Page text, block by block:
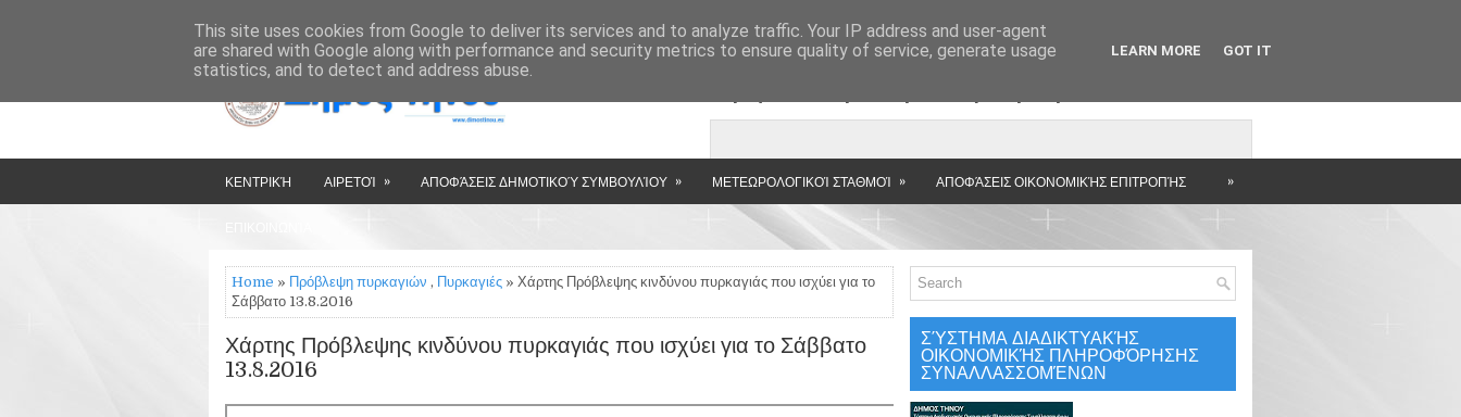
HOME ΔΉΜΟΣ ΤΉΝΟΥ » » »
ΚΕΝΤΡΙΚΉ ΑΙΡΕΤΟΊ » ΑΠΟΦΆΣΕΙΣ ΔΗΜΟΤΙΚΟΎ ΣΥΜΒΟΥΛΊΟΥ » ΜΕΤΕΩΡΟΛΟΓΙΚΟΊ ΣΤΑΘΜΟΊ » ΑΠΟΦΆΣΕΙΣ ΟΙΚΟΝΟΜΙΚΉΣ ΕΠΙΤΡΟΠΉΣ »
Home » Πρόβλεψη πυρκαγιών , Πυρκαγιές » Χάρτης Πρόβλεψης κινδύνου πυρκαγιάς που ισχύει για το
Σάββατο 13.8.2016
Χάρτης Πρόβλεψης κινδύνου πυρκαγιάς που ισχύει για το Σάββατο
13.8.2016
ΣΎΣΤΗΜΑ ΔΙΑΔΙΚΤΥΑΚΉΣ
ΟΙΚΟΝΟΜΙΚΉΣ ΠΛΗΡΟΦΌΡΗΣΗΣ
ΣΥΝΑΛΛΑΣΣΟΜΈΝΩΝ
This site uses cookies from Google to deliver its services and to analyze traffic. Your IP address and user-agent
are shared with Google along with performance and security metrics to ensure quality of service, generate usage
statistics, and to detect and address abuse.
LEARN MORE GOT IT